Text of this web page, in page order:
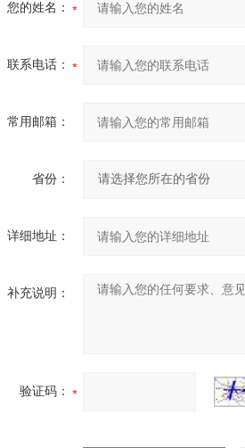
您的姓名：
联系电话：
常用邮箱：
省份：
详细地址：
补充说明：
验证码：